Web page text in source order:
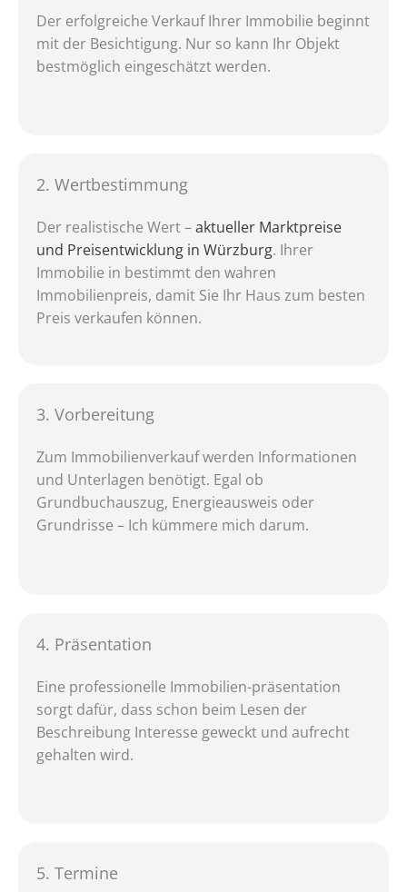
Der erfolgreiche Verkauf Ihrer Immobilie beginnt
mit der Besichtigung. Nur so kann Ihr Objekt
bestmöglich eingeschätzt werden.
2. Wert­bestimmung
Der realistische Wert –aktueller Marktpreise
und Preisentwicklung in Würzburg. Ihrer
Immobilie in bestimmt den wahren
Immobilienpreis, damit Sie Ihr Haus zum besten
Preis verkaufen können.
3. Vorberei­tung
Zum Immobilienverkauf werden Informationen
und Unterlagen benötigt. Egal ob
Grundbuchauszug, Energieausweis oder
Grundrisse – Ich kümmere mich darum.
4. Präsen­tation
Eine professionelle Immobilien-präsentation
sorgt dafür, dass schon beim Lesen der
Beschreibung Interesse geweckt und aufrecht
gehalten wird.
5. Termine